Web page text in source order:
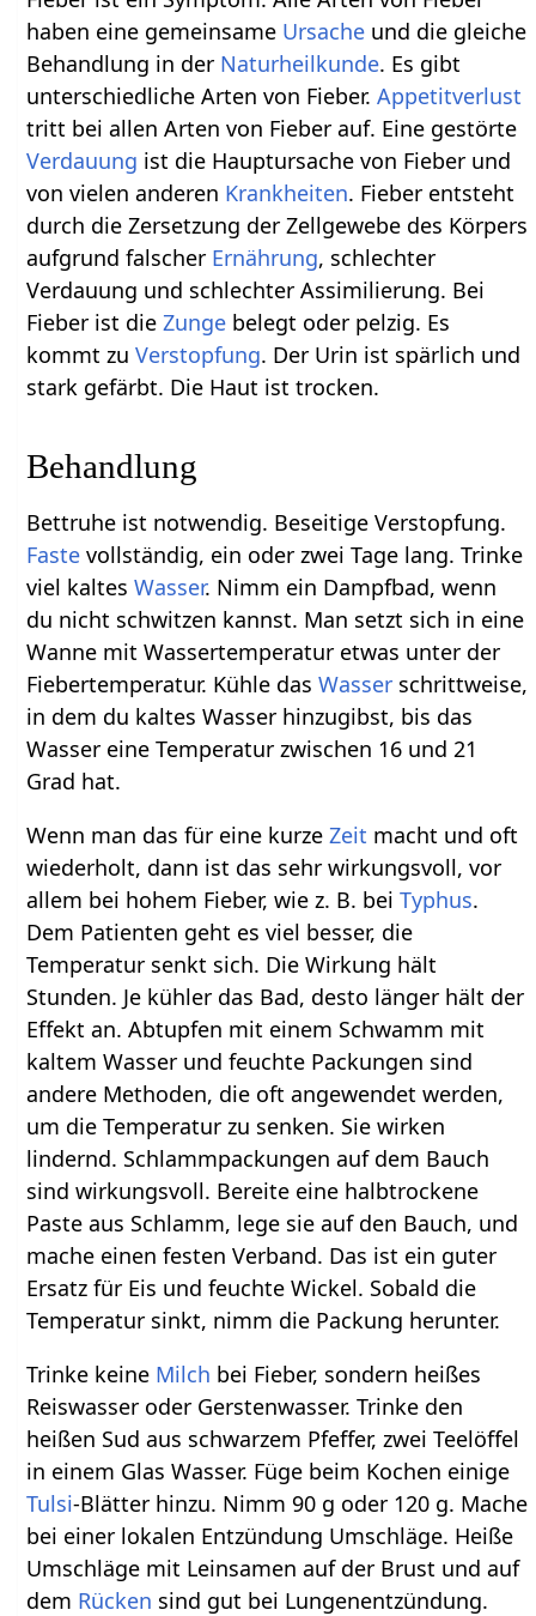
haben eine gemeinsame Ursache und die gleiche
Behandlung in der Naturheilkunde. Es gibt
unterschiedliche Arten von Fieber.Appetitverlust
tritt bei allen Arten von Fieber auf. Eine gestörte
Verdauung ist die Hauptursache von Fieber und
von vielen anderen Krankheiten. Fieber entsteht
durch die Zersetzung der Zellgewebe des Körpers
aufgrund falscher Ernährung, schlechter
Verdauung und schlechter Assimilierung. Bei
Fieber ist dieZunge belegt oder pelzig. Es
kommt zuVerstopfung. Der Urin ist spärlich und
stark gefärbt. Die Haut ist trocken.
Behandlung
Bettruhe ist notwendig. Beseitige Verstopfung.
Faste vollständig, ein oder zwei Tage lang. Trinke
viel kaltesWasser. Nimm ein Dampfbad, wenn
du nicht schwitzen kannst. Man setzt sich in eine
Wanne mit Wassertemperatur etwas unter der
Fiebertemperatur. Kühle dasWasser schrittweise,
in dem du kaltes Wasser hinzugibst, bis das
Wasser eine Temperatur zwischen 16 und 21
Grad hat.
Wenn man das für eine kurzeZeit macht und oft
wiederholt, dann ist das sehr wirkungsvoll, vor
allem bei hohem Fieber, wie z. B. beiTyphus.
Dem Patienten geht es viel besser, die
Temperatur senkt sich. Die Wirkung hält
Stunden. Je kühler das Bad, desto länger hält der
Effekt an. Abtupfen mit einem Schwamm mit
kaltem Wasser und feuchte Packungen sind
andere Methoden, die oft angewendet werden,
um die Temperatur zu senken. Sie wirken
lindernd. Schlammpackungen auf dem Bauch
sind wirkungsvoll. Bereite eine halbtrockene
Paste aus Schlamm, lege sie auf den Bauch, und
mache einen festen Verband. Das ist ein guter
Ersatz für Eis und feuchte Wickel. Sobald die
Temperatur sinkt, nimm die Packung herunter.
Trinke keine Milch bei Fieber, sondern heißes
Reiswasser oder Gerstenwasser. Trinke den
heißen Sud aus schwarzem Pfeffer, zwei Teelöffel
in einem Glas Wasser. Füge beim Kochen einige
Tulsi-Blätter hinzu. Nimm 90 g oder 120 g. Mache
bei einer lokalen Entzündung Umschläge. Heiße
Umschläge mit Leinsamen auf der Brust und auf
dem Rücken sind gut bei Lungenentzündung.